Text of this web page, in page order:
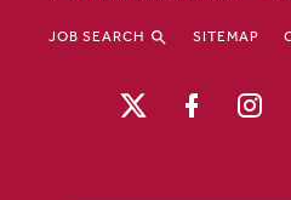
JOB SEARCH SITEMAP